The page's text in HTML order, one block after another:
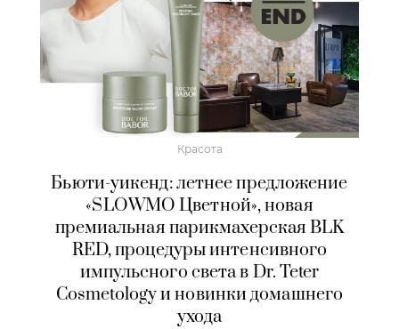
Красота
Бьюти-уикенд: летнее предложение
«SLOWMO Цветной», новая
премиальная парикмахерская BLK
RED, процедуры интенсивного
импульсного света в Dr. Teter
Cosmetology и новинки домашнего
ухода